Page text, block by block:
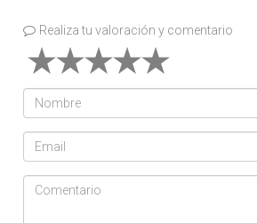
Realiza tu valoración y comentario